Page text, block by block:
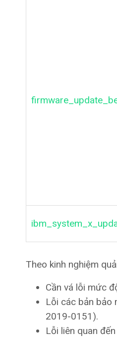
Theo kinh nghiệm
Cần vá lỗi mức
Lỗi các bản bảo
2019-0151).
Lỗi liên quan